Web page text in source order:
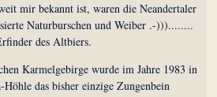
mir bekannt ist, waren die Neandertaler
Naturburschen und Weiber .-)))........
des Altbiers.
Karmelgebirge wurde im Jahre 1983 in
Höhle das bisher einzige Zungenbein